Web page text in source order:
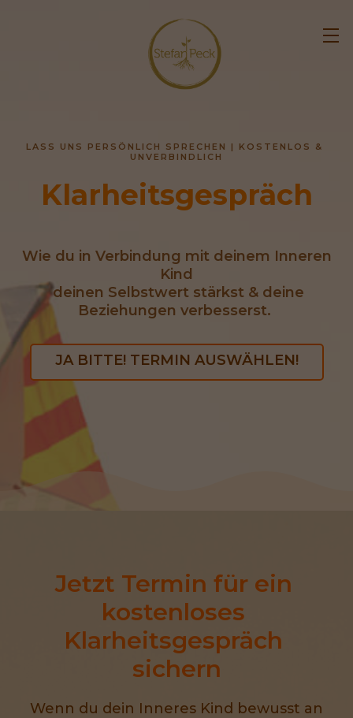
LASS UNS PERSÖNLICH SPRECHEN | KOSTENLOS &
UNVERBINDLICH
Klarheitsgespräch
Wie du in Verbindung mit deinem Inneren
Kind
deinen Selbstwert stärkst & deine
Beziehungen verbesserst.
JA BITTE! TERMIN AUSWÄHLEN!
Jetzt Termin für ein
kostenloses
Klarheitsgespräch
sichern
Wenn du dein Inneres Kind bewusst an